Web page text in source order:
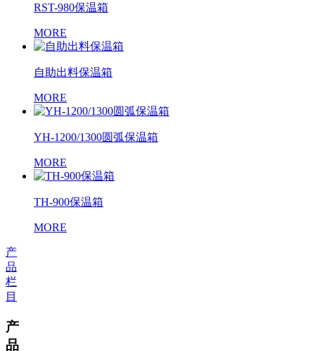
RST-980保温箱
MORE
自助出料保温箱
MORE
YH-1200/1300圆弧保温箱
MORE
TH-900保温箱
MORE
产
品
栏
目
产
品